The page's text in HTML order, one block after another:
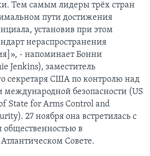
Тем самым лидеры трёх стран
пути достижения
установив при этом
нераспространения
- напоминает Бонни
Jenkins), заместитель
секретаря США по контролю над
безопасности (US
State for Arms Control and
27 ноября она встретилась с
в
Совете.